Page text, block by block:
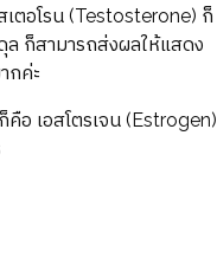
เตอโรน (Testosterone) ก็
ล ก็สามารถส่งผลให้แสดง
กค่ะ
อ เอสโตรเจน (Estrogen)